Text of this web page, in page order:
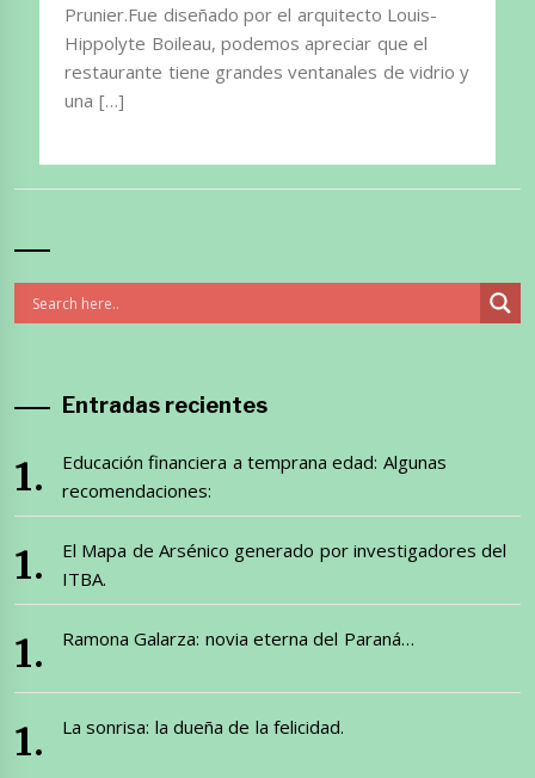
Prunier.Fue diseñado por el arquitecto Louis-
Hippolyte Boileau, podemos apreciar que el
restaurante tiene grandes ventanales de vidrio y
una […]
Entradas recientes
Educación financiera a temprana edad: Algunas
recomendaciones:
El Mapa de Arsénico generado por investigadores del
ITBA.
Ramona Galarza: novia eterna del Paraná…
La sonrisa: la dueña de la felicidad.